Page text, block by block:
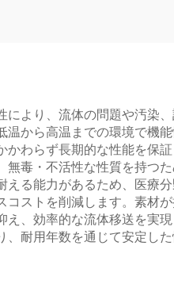
より、流体の問題や汚染、
温から高温までの環境で機
わらず長期的な性能を保証
無毒・不活性な性質を持つ
える能力があるため、医療
ストを削減します。素材
、効率的な流体移送を実現
耐用年数を通じて安定し